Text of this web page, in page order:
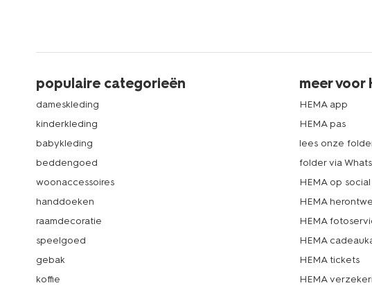
populaire categorieën
dameskleding
kinderkleding
babykleding
beddengoed
woonaccessoires
handdoeken
raamdecoratie
speelgoed
gebak
koffie
meer voor
HEMA app
HEMA pas
lees onze
folder via
HEMA op
HEMA
HEMA
HEMA
HEMA tickets
HEMA